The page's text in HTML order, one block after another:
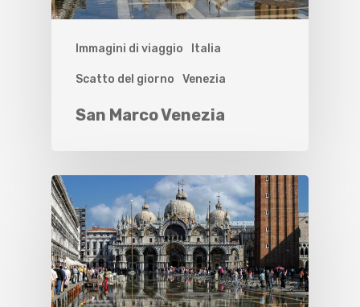
Immagini di viaggio Italia
Scatto del giorno Venezia
San Marco Venezia